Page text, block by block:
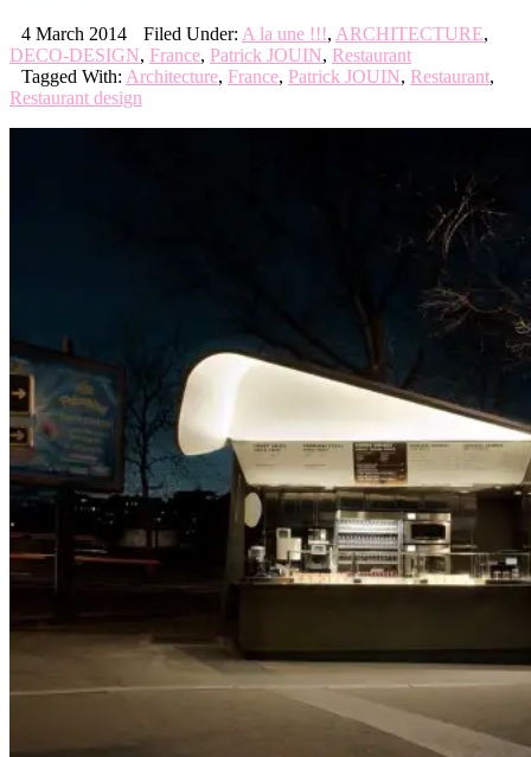
4 March 2014 Filed Under: A la une !!!, ARCHITECTURE,
DECO-DESIGN, France, Patrick JOUIN, Restaurant
Tagged With: Architecture, France, Patrick JOUIN, Restaurant,
Restaurant design